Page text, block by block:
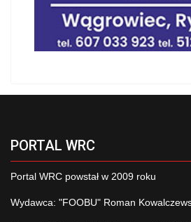
PORTAL WRC
Portal WRC powstał w 2009 roku
Wydawca: "FOOBU" Roman